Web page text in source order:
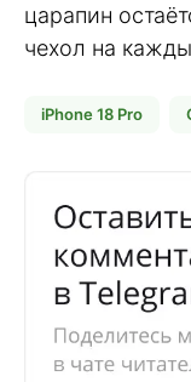
царапин
чехол на
iPhone 18 Pro